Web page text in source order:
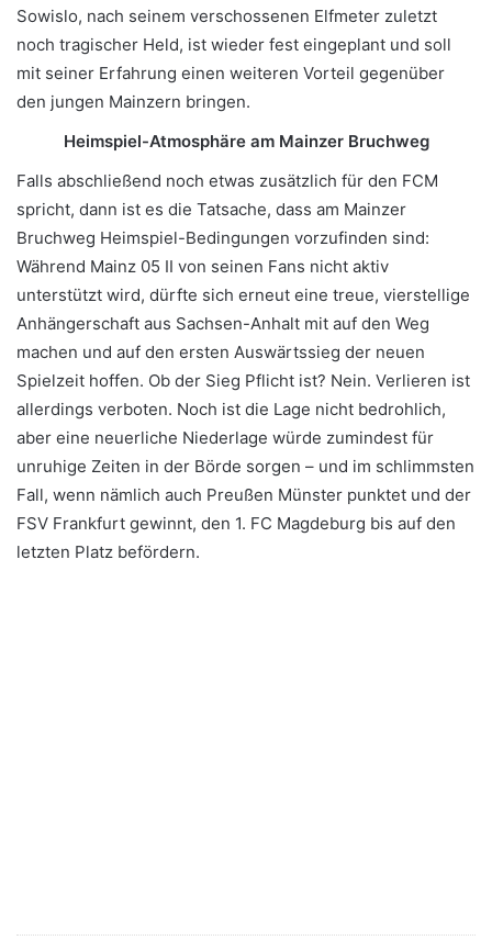
Sowislo, nach seinem verschossenen Elfmeter zuletzt
noch tragischer Held, ist wieder fest eingeplant und soll
mit seiner Erfahrung einen weiteren Vorteil gegenüber
den jungen Mainzern bringen.
Heimspiel-Atmosphäre am Mainzer Bruchweg
Falls abschließend noch etwas zusätzlich für den FCM
spricht, dann ist es die Tatsache, dass am Mainzer
Bruchweg Heimspiel-Bedingungen vorzufinden sind:
Während Mainz 05 II von seinen Fans nicht aktiv
unterstützt wird, dürfte sich erneut eine treue, vierstellige
Anhängerschaft aus Sachsen-Anhalt mit auf den Weg
machen und auf den ersten Auswärtssieg der neuen
Spielzeit hoffen. Ob der Sieg Pflicht ist? Nein. Verlieren ist
allerdings verboten. Noch ist die Lage nicht bedrohlich,
aber eine neuerliche Niederlage würde zumindest für
unruhige Zeiten in der Börde sorgen – und im schlimmsten
Fall, wenn nämlich auch Preußen Münster punktet und der
FSV Frankfurt gewinnt, den 1. FC Magdeburg bis auf den
letzten Platz befördern.